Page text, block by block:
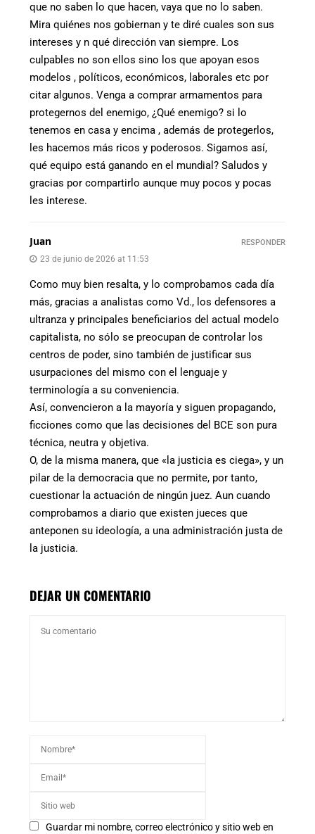
que no saben lo que hacen, vaya que no lo saben.
Mira quiénes nos gobiernan y te diré cuales son sus
intereses y n qué dirección van siempre. Los
culpables no son ellos sino los que apoyan esos
modelos , políticos, económicos, laborales etc por
citar algunos. Venga a comprar armamentos para
protegernos del enemigo, ¿Qué enemigo? si lo
tenemos en casa y encima , además de protegerlos,
les hacemos más ricos y poderosos. Sigamos así,
qué equipo está ganando en el mundial? Saludos y
gracias por compartirlo aunque muy pocos y pocas
les interese.
Juan
23 de junio de 2026 at 11:53
Como muy bien resalta, y lo comprobamos cada día
más, gracias a analistas como Vd., los defensores a
ultranza y principales beneficiarios del actual modelo
capitalista, no sólo se preocupan de controlar los
centros de poder, sino también de justificar sus
usurpaciones del mismo con el lenguaje y
terminología a su conveniencia.
Así, convencieron a la mayoría y siguen propagando,
ficciones como que las decisiones del BCE son pura
técnica, neutra y objetiva.
O, de la misma manera, que «la justicia es ciega», y un
pilar de la democracia que no permite, por tanto,
cuestionar la actuación de ningún juez. Aun cuando
comprobamos a diario que existen jueces que
anteponen su ideología, a una administración justa de
la justicia.
RESPONDER
DEJAR UN COMENTARIO
Guardar mi nombre, correo electrónico y sitio web en